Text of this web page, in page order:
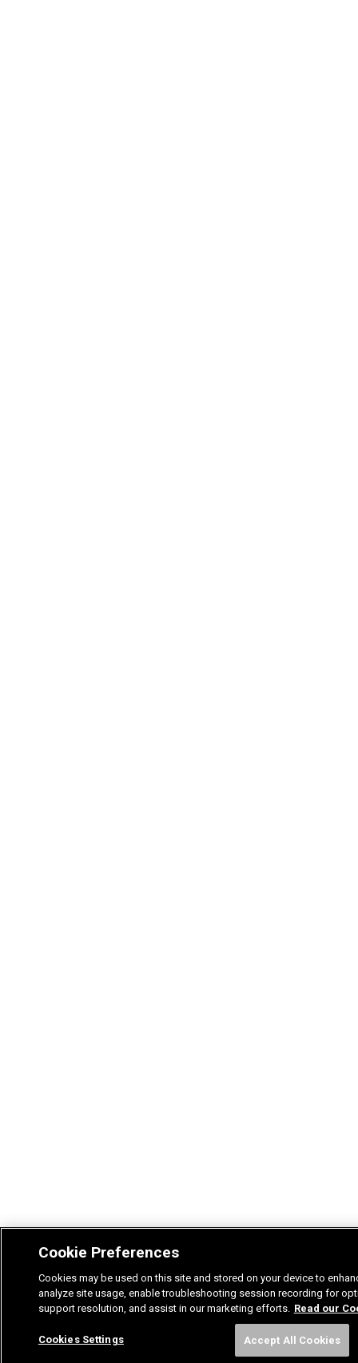
Cookie Preferences
Cookies may be used on this site and stored on your device to
analyze site usage, enable troubleshooting session recording for
support resolution, and assist in our marketing efforts. Read our
Cookies Settings Accept All Cookies